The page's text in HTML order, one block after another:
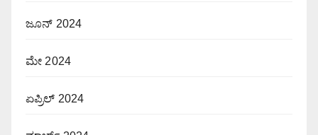
ಜೂನ್ 2024
ಮೇ 2024
ಏಪ್ರಿಲ್ 2024